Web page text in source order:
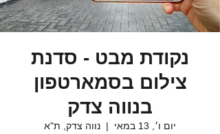
נקודת מבט - סדנת
צילום בסמארטפון
בנווה צדק
יום ו׳, 13 במאי
  |
נווה צדק, ת"א